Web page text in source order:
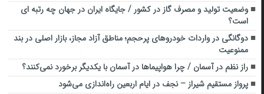
وضعیت تولید و مصرف گاز در کشور / جایگاه ایران در جهان چه رتبه ای
است؟
دوگانگی در واردات خودروهای پرحجم؛ مناطق آزاد مجاز، بازار اصلی در بند
ممنوعیت
راز نظم در آسمان / چرا هواپیماها در آسمان با یکدیگر برخورد نمی‌کنند؟
پرواز مستقیم شیراز – نجف در ایام اربعین راه‌اندازی می‌شود